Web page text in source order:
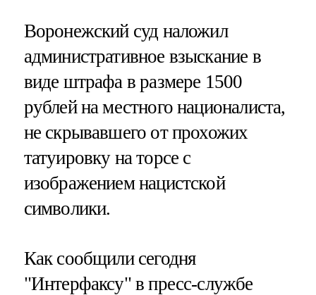
Воронежский суд наложил
административное взыскание в
виде штрафа в размере 1500
рублей на местного националиста,
не скрывавшего от прохожих
татуировку на торсе с
изображением нацистской
символики.
Как сообщили сегодня
"Интерфаксу" в пресс-службе